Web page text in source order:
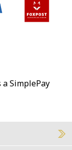
SimplePay